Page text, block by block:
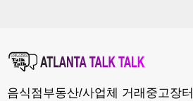
음식점부동산/사업체 거래 중고장터